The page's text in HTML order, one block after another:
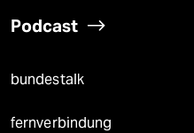
Podcast
bundestalk
fernverbindung